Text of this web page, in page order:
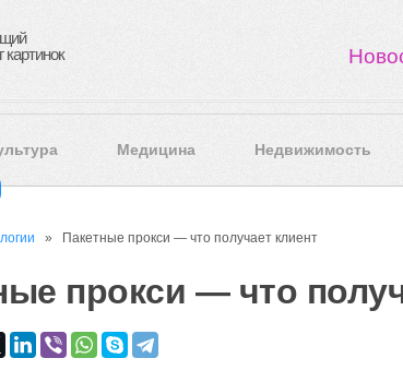
картинок
Медицина Недвижимость
» Пакетные прокси — что получает клиент
прокси — что